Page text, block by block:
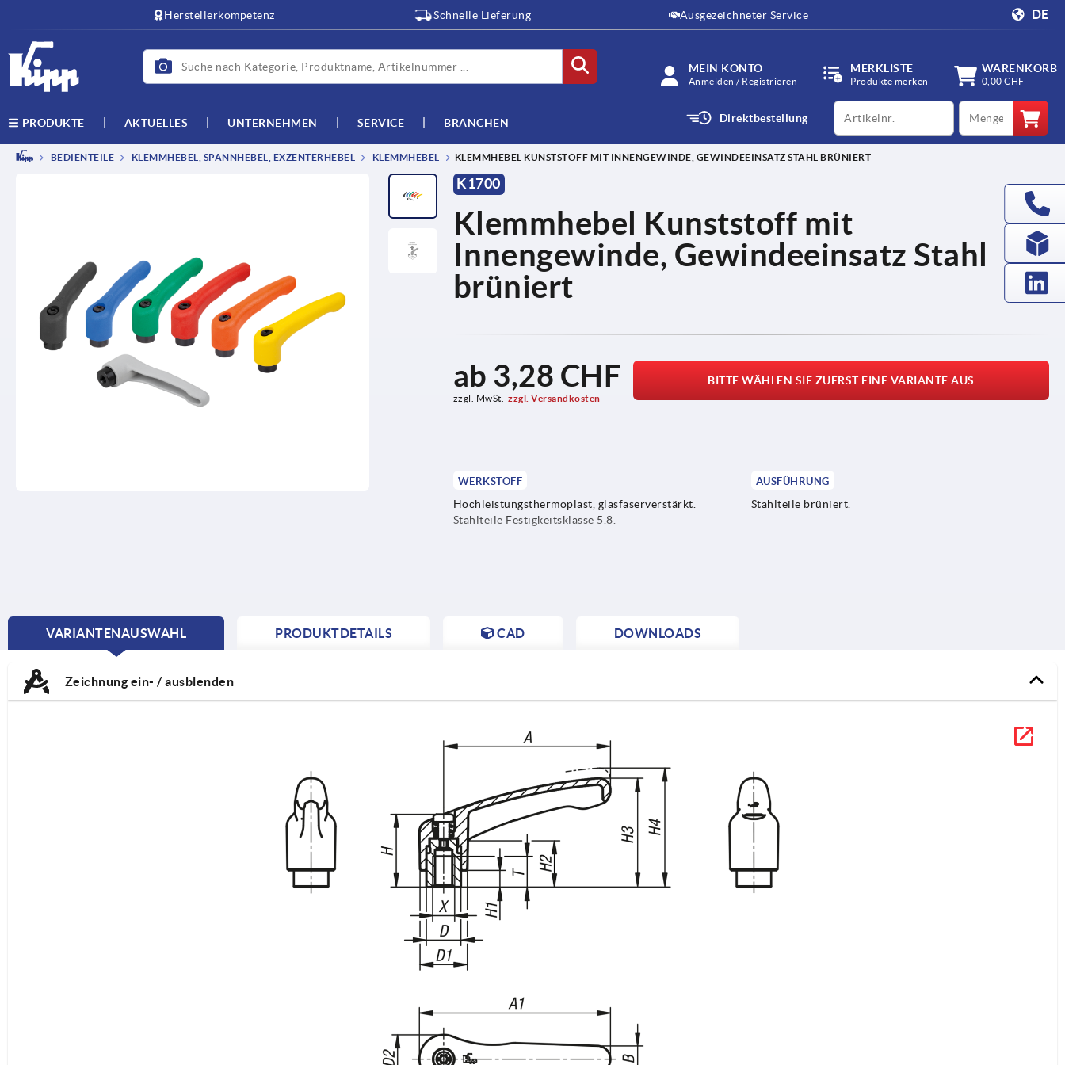
Herstellerkompetenz Schnelle Lieferung Ausgezeichneter Service DE
MEIN KONTO
Anmelden / Registrieren
MERKLISTE
Produkte merken
WARENKORB
0,00 CHF
PRODUKTE AKTUELLES UNTERNEHMEN SERVICE BRANCHEN Direktbestellung
productCode qty
BEDIENTEILE KLEMMHEBEL, SPANNHEBEL, EXZENTERHEBEL KLEMMHEBEL KLEMMHEBEL KUNSTSTOFF MIT INNENGEWINDE, GEWINDEEINSATZ STAHL BRÜNIERT
K1700
Klemmhebel Kunststoff mit
Innengewinde, Gewindeeinsatz Stahl
brüniert
ab 3,28 CHF
zzgl. MwSt. zzgl. Versandkosten
BITTE WÄHLEN SIE ZUERST EINE VARIANTE AUS
WERKSTOFF
Hochleistungsthermoplast, glasfaserverstärkt.
Stahlteile Festigkeitsklasse 5.8.
AUSFÜHRUNG
Stahlteile brüniert.
VARIANTENAUSWAHL
CURRENT
PRODUKTDETAILS CAD DOWNLOADS
Zeichnung ein- / ausblenden